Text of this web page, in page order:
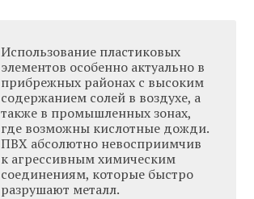
Использование пластиковых
элементов особенно актуально в
прибрежных районах с высоким
содержанием солей в воздухе, а
также в промышленных зонах,
где возможны кислотные дожди.
ПВХ абсолютно невосприимчив
к агрессивным химическим
соединениям, которые быстро
разрушают металл.